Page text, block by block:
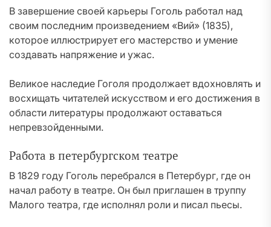
В завершение своей карьеры Гоголь работал над
своим последним произведением «Вий» (1835),
которое иллюстрирует его мастерство и умение
создавать напряжение и ужас.
Великое наследие Гоголя продолжает вдохновлять и
восхищать читателей искусством и его достижения в
области литературы продолжают оставаться
непревзойденными.
Работа в петербургском театре
В 1829 году Гоголь перебрался в Петербург, где он
начал работу в театре. Он был приглашен в труппу
Малого театра, где исполнял роли и писал пьесы.